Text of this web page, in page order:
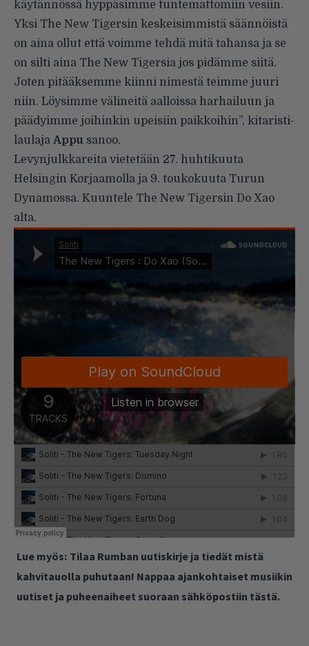
käytännössä hyppäsimme tuntemattomiin vesiin.
Yksi The New Tigersin keskeisimmistä säännöistä
on aina ollut että voimme tehdä mitä tahansa ja se
on silti aina The New Tigersia jos pidämme siitä.
Joten pitääksemme kiinni nimestä teimme juuri
niin. Löysimme välineitä aalloissa harhailuun ja
päädyimme joihinkin upeisiin paikkoihin”, kitaristi-
laulaja Appu sanoo.
Levynjulkkareita vietetään 27. huhtikuuta
Helsingin Korjaamolla ja 9. toukokuuta Turun
Dynamossa. Kuuntele The New Tigersin Do Xao
alta.
Lue myös: Tilaa Rumban uutiskirje ja tiedät mistä
kahvitauolla puhutaan! Nappaa ajankohtaiset musiikin
uutiset ja puheenaiheet suoraan sähköpostiin tästä.